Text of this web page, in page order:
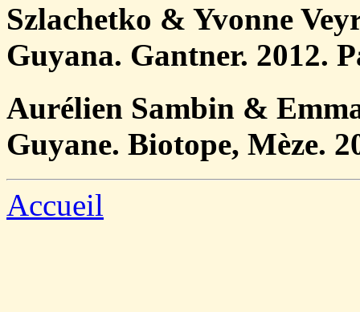
Szlachetko & Yvonne
Guyana. Gantner. 2012.
Aurélien Sambin &
Guyane. Biotope, Mèze.
Accueil